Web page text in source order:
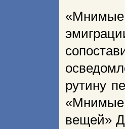
«Мнимые
рутину
«Мнимые
вещей»